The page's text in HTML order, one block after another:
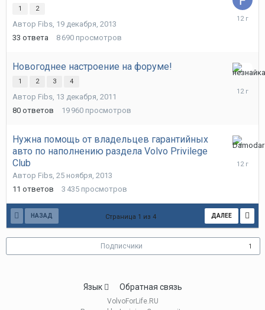
1 2
Автор Fibs 19 декабря, 2013
33 ответа 8 690 просмотров
20
Новогоднее настроение на форуме!
1 2 3 4
Автор Fibs 13 декабря, 2011
80 ответов 19 960 просмотров
16
декабря,
Нужна помощь от владельцев гарантийных
авто по наполнению раздела Volvo Privilege
Club
Автор Fibs 25 ноября, 2013
11 ответов 3 435 просмотров
25
ноября,
НАЗАД ДАЛЕЕ
Страница 1 из 4
Подписчики 1
Язык Обратная связь
VolvoForLife.RU